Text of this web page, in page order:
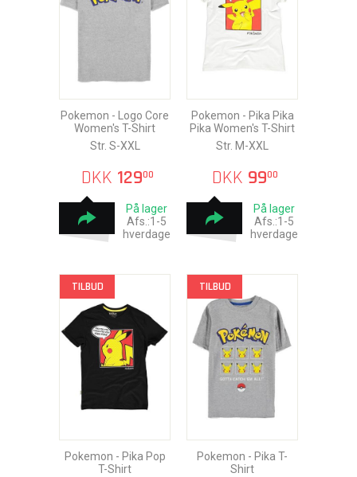
Pokemon - Logo Core
Women's T-Shirt
Str. S-XXL
DKK 12900
På lager
Afs.:1-5
hverdage
Pokemon - Pika Pika
Pika Women's T-Shirt
Str. M-XXL
DKK 9900
På lager
Afs.:1-5
hverdage
TILBUD
Pokemon - Pika Pop
T-Shirt
TILBUD
Pokemon - Pika T-
Shirt